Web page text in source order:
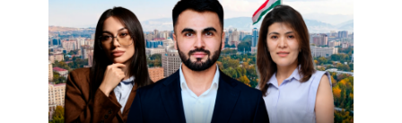
ВИДА
НОВОГО
УСТРОЙСТВА
ОТ
OPENAI